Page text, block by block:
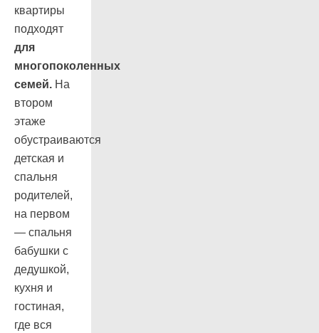
квартиры
подходят
для
многопоколенных
семей. На
втором
этаже
обустраиваются
детская и
спальня
родителей,
на первом
— спальня
бабушки с
дедушкой,
кухня и
гостиная,
где вся